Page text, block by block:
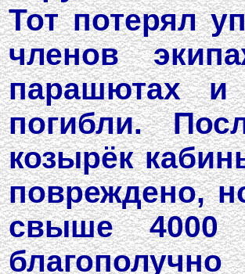
Тот потерял
членов
парашютах
погибли.
козырёк
повреждено,
свыше 4000